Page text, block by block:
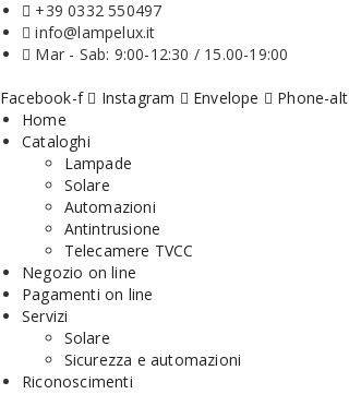
+39 0332 550497
info@lampelux.it
Mar - Sab: 9:00-12:30 / 15.00-19:00
Facebook-f Instagram Envelope
Phone-alt
Home
Cataloghi
Lampade
Solare
Automazioni
Antintrusione
Telecamere TVCC
Negozio on line
Pagamenti on line
Servizi
Solare
Sicurezza e automazioni
Riconoscimenti